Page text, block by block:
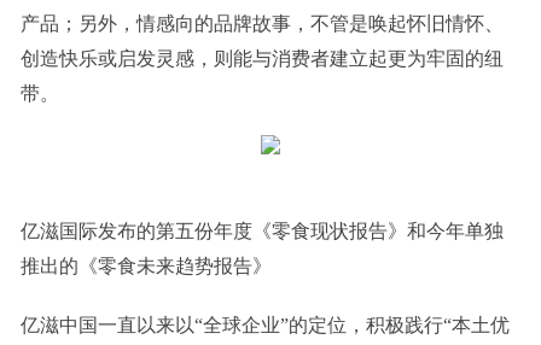
产品；另外，情感向的品牌故事，不管是唤起怀旧情怀、
创造快乐或启发灵感，则能与消费者建立起更为牢固的纽
带。
亿滋国际发布的第五份年度《零食现状报告》和今年单独
推出的《零食未来趋势报告》
亿滋中国一直以来以“全球企业”的定位，积极践行“本土优